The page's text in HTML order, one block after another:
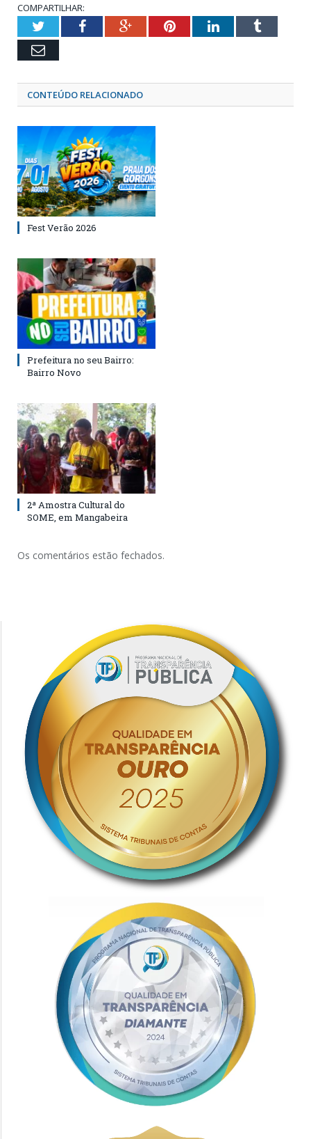
COMPARTILHAR:
TwitterFacebookGoogle+PinterestLinkedInTumblr
Email
CONTEÚDO RELACIONADO
Fest Verão 2026
Prefeitura no seu Bairro:
Bairro Novo
2ª Amostra Cultural do
SOME, em Mangabeira
Os comentários estão fechados.